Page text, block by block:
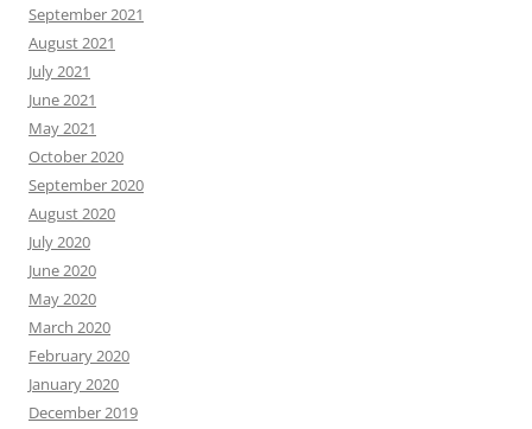
September 2021
August 2021
July 2021
June 2021
May 2021
October 2020
September 2020
August 2020
July 2020
June 2020
May 2020
March 2020
February 2020
January 2020
December 2019